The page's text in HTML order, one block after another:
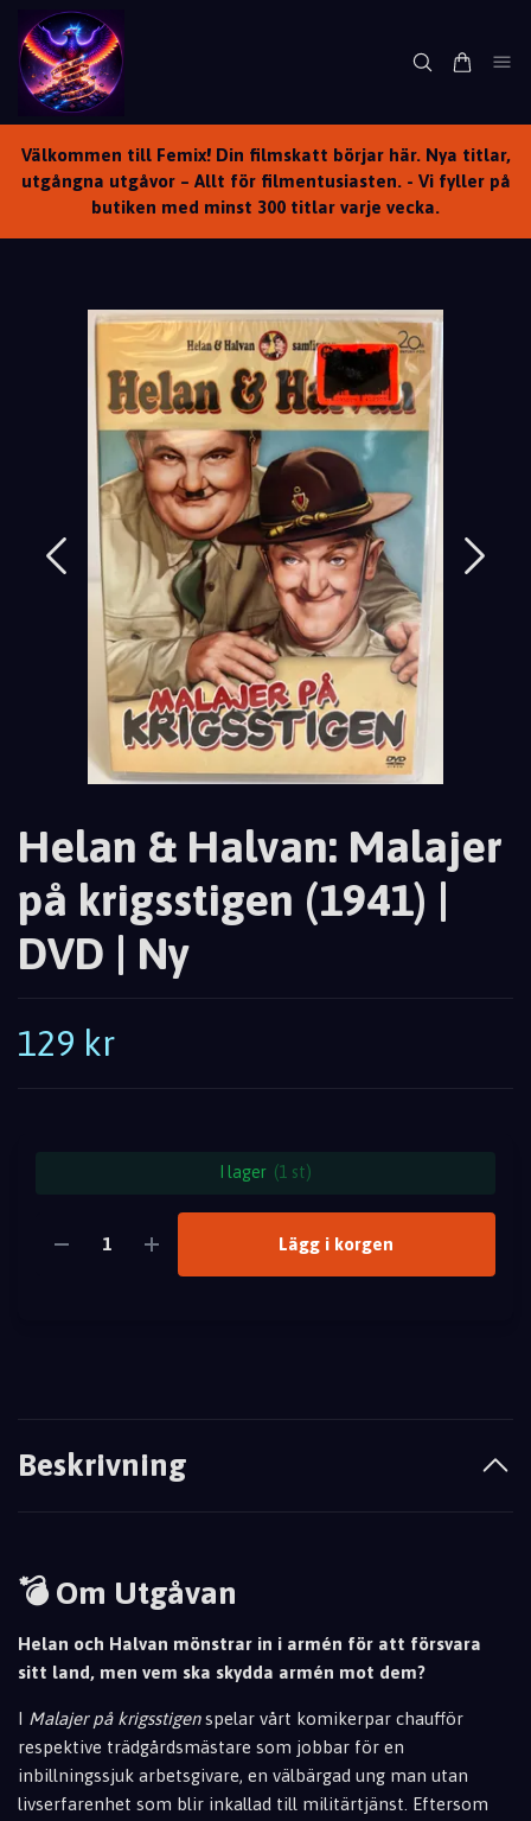
Välkommen till Femix! Din filmskatt börjar här. Nya titlar,
utgångna utgåvor – Allt för filmentusiasten. - Vi fyller på
butiken med minst 300 titlar varje vecka.
Helan & Halvan: Malajer
på krigsstigen (1941) |
DVD | Ny
129 kr
I lager (1 st)
Lägg i korgen
Beskrivning
💣 Om Utgåvan
Helan och Halvan mönstrar in i armén för att försvara
sitt land, men vem ska skydda armén mot dem?
I Malajer på krigsstigenspelar vårt komikerpar chaufför
respektive trädgårdsmästare som jobbar för en
inbillningssjuk arbetsgivare, en välbärgad ung man utan
livserfarenhet som blir inkallad till militärtjänst. Eftersom